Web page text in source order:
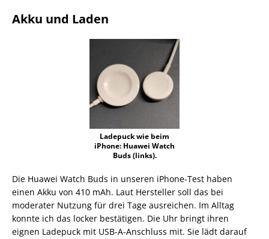
Akku und Laden
Ladepuck wie beim
iPhone: Huawei Watch
Buds (links).
Die Huawei Watch Buds in unseren iPhone-Test haben
einen Akku von 410 mAh. Laut Hersteller soll das bei
moderater Nutzung für drei Tage ausreichen. Im Alltag
konnte ich das locker bestätigen. Die Uhr bringt ihren
eignen Ladepuck mit USB-A-Anschluss mit. Sie lädt darauf